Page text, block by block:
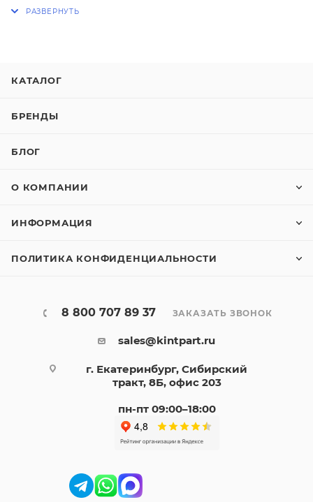
КАТАЛОГ
БРЕНДЫ
БЛОГ
О КОМПАНИИ
ИНФОРМАЦИЯ
ПОЛИТИКА КОНФИДЕНЦИАЛЬНОСТИ
8 800 707 89 37 ЗАКАЗАТЬ ЗВОНОК
sales@kintpart.ru
г. Екатеринбург, Сибирский
тракт, 8Б, офис 203
пн-пт 09:00–18:00